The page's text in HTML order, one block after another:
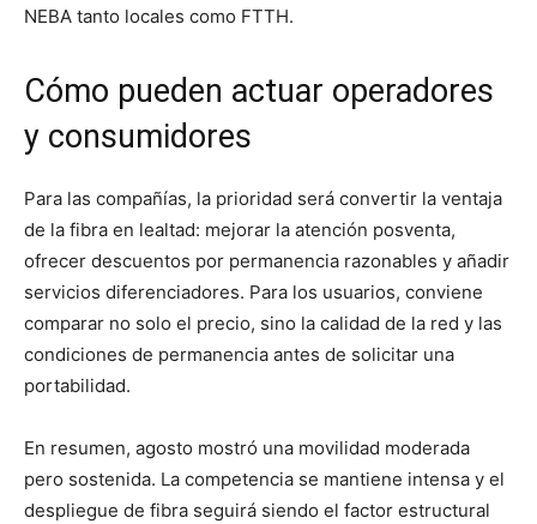
NEBA tanto locales como FTTH.
Cómo pueden actuar operadores
y consumidores
Para las compañías, la prioridad será convertir la ventaja
de la fibra en lealtad: mejorar la atención posventa,
ofrecer descuentos por permanencia razonables y añadir
servicios diferenciadores. Para los usuarios, conviene
comparar no solo el precio, sino la calidad de la red y las
condiciones de permanencia antes de solicitar una
portabilidad.
En resumen, agosto mostró una movilidad moderada
pero sostenida. La competencia se mantiene intensa y el
despliegue de fibra seguirá siendo el factor estructural